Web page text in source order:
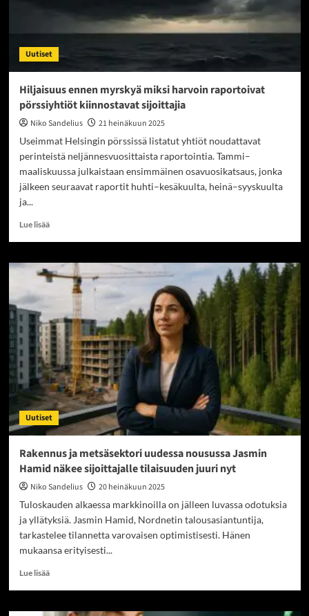
Uutiset
Hiljaisuus ennen myrskyä miksi harvoin raportoivat
pörssiyhtiöt kiinnostavat sijoittajia
Niko Sandelius
21 heinäkuun 2025
Useimmat Helsingin pörssissä listatut yhtiöt noudattavat
perinteistä neljännesvuosittaista raportointia. Tammi–
maaliskuussa julkaistaan ensimmäinen osavuosikatsaus, jonka
jälkeen seuraavat raportit huhti–kesäkuulta, heinä–syyskuulta
ja...
Lue lisääRead
Hiljaisuus
ennen
myrskyä
harvoin
raportoivat
pörssiyhtiöt
kiinnostavat
sijoittajia
Uutiset
Rakennus ja metsäsektori uudessa nousussa Jasmin
Hamid näkee sijoittajalle tilaisuuden juuri nyt
Niko Sandelius
20 heinäkuun 2025
Tuloskauden alkaessa markkinoilla on jälleen luvassa odotuksia
ja yllätyksiä. Jasmin Hamid, Nordnetin talousasiantuntija,
tarkastelee tilannetta varovaisen optimistisesti. Hänen
mukaansa erityisesti...
Lue lisääRead
Rakennus